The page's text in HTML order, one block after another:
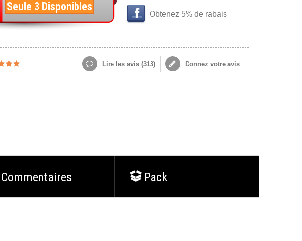
Seule 3 Disponibles
Obtenez 5% de rabais
Lire les avis (313) Donnez votre avis
Commentaires Pack